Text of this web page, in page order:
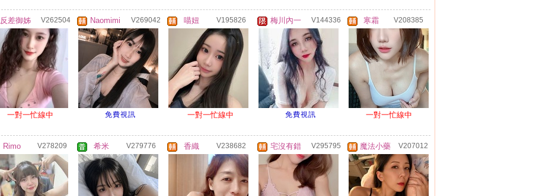
反差御姊 V262504
一對一忙線中
Naomimi V269042
免費視訊
喵妞 V195826
一對一忙線中
梅川內一 V144336
免費視訊
寒霜 V208385
一對一忙線中
Rimo V278209 希米 V279776 香織 V238682 宅沒有錯 V295795 魔法小藥 V207012